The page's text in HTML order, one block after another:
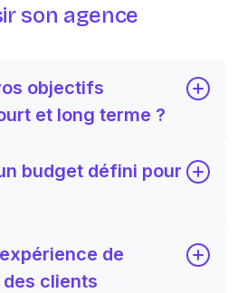
son agence
objectifs
et long terme ?
budget défini pour
de
des clients